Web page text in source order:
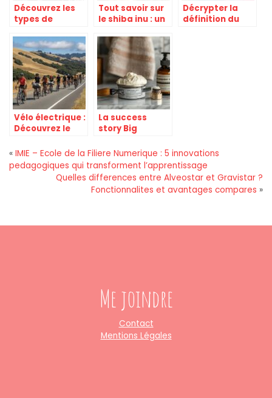
Découvrez les
types de
Tout savoir sur
le shiba inu : un
fidèle et
indépendant
Décrypter la
définition du
Vélo électrique :
Découvrez le
faire 30 km
selon votre
niveau
La success
story Big
bouche-à-
oreille digital au
leader du
rasage
« IMIE – Ecole de la Filiere Numerique : 5 innovations
pedagogiques qui transforment l’apprentissage
Quelles differences entre Alveostar et Gravistar ?
Fonctionnalites et avantages compares »
Me joindre
Contact
Mentions Légales